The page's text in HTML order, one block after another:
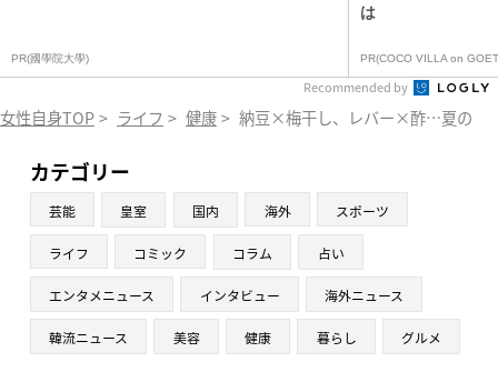
PR(國學院大學)
は
PR(COCO VILLA on
Recommended by
女性自身TOP > ライフ > 健康 > 納豆×梅干し、レバー×酢…夏のス
カテゴリー
芸能 皇室 国内 海外 スポーツ
ライフ コミック コラム 占い
エンタメニュース インタビュー 海外ニュース
韓流ニュース 美容 健康 暮らし グルメ